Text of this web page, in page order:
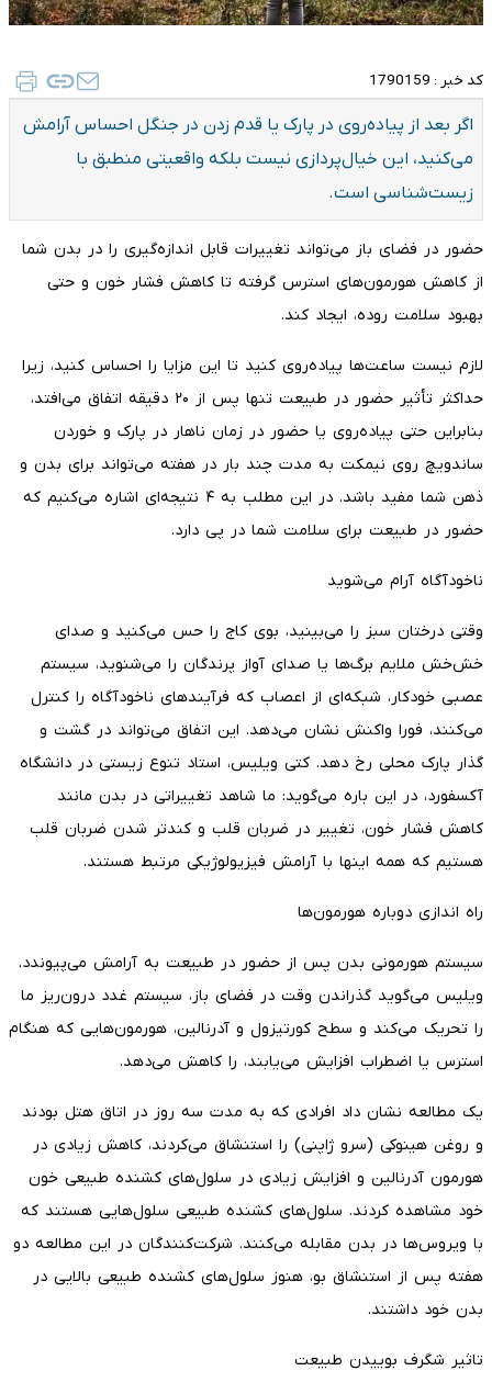
کد خبر : 1790159
اگر بعد از پیاده‌روی در پارک یا قدم زدن در جنگل احساس آرامش
می‌کنید، این خیال‌پردازی نیست بلکه واقعیتی منطبق با
زیست‌شناسی است.
حضور در فضای باز می‌تواند تغییرات قابل اندازه‌گیری را در بدن شما
از کاهش هورمون‌های استرس گرفته تا کاهش فشار خون و حتی
بهبود سلامت روده، ایجاد کند.
لازم نیست ساعت‌ها پیاده‌روی کنید تا این مزایا را احساس کنید، زیرا
حداکثر تأثیر حضور در طبیعت تنها پس از ۲۰ دقیقه اتفاق می‌افتد،
بنابراین حتی پیاده‌روی یا حضور در زمان ناهار در پارک و خوردن
ساندویچ روی نیمکت به مدت چند بار در هفته می‌تواند برای بدن و
ذهن شما مفید باشد. در این مطلب به ۴ نتیجه‌ای اشاره می‌کنیم که
حضور در طبیعت برای سلامت شما در پی دارد.
ناخودآگاه آرام می‌شوید
وقتی درختان سبز را می‌بینید، بوی کاج را حس می‌کنید و صدای
خش‌خش ملایم برگ‌ها یا صدای آواز پرندگان را می‌شنوید، سیستم
عصبی خودکار، شبکه‌ای از اعصاب که فرآیندهای ناخودآگاه را کنترل
می‌کنند، فورا واکنش نشان می‌دهد. این اتفاق می‌تواند در گشت و
گذار پارک محلی رخ دهد. کتی ویلیس، استاد تنوع زیستی در دانشگاه
آکسفورد، در این باره می‌گوید: ما شاهد تغییراتی در بدن مانند
کاهش فشار خون، تغییر در ضربان قلب و کندتر شدن ضربان قلب
هستیم که همه اینها با آرامش فیزیولوژیکی مرتبط هستند.
راه اندازی دوباره هورمون‌ها
سیستم هورمونی بدن پس از حضور در طبیعت به آرامش می‌پیوندد.
ویلیس می‌گوید گذراندن وقت در فضای باز، سیستم غدد درون‌ریز ما
را تحریک می‌کند و سطح کورتیزول و آدرنالین، هورمون‌هایی که هنگام
استرس یا اضطراب افزایش می‌یابند، را کاهش می‌دهد.
یک مطالعه نشان داد افرادی که به مدت سه روز در اتاق هتل بودند
و روغن هینوکی (سرو ژاپنی) را استنشاق می‌کردند، کاهش زیادی در
هورمون آدرنالین و افزایش زیادی در سلول‌های کشنده طبیعی خون
خود مشاهده کردند. سلول‌های کشنده طبیعی سلول‌هایی هستند که
با ویروس‌ها در بدن مقابله می‌کنند. شرکت‌کنندگان در این مطالعه دو
هفته پس از استنشاق بو، هنوز سلول‌های کشنده طبیعی بالایی در
بدن خود داشتند.
تاثیر شگرف بوییدن طبیعت